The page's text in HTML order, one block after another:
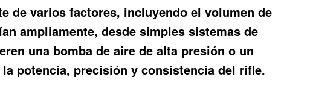
de varios factores, incluyendo el volumen de
ampliamente, desde simples sistemas de
una bomba de aire de alta presión o un
potencia, precisión y consistencia del rifle.